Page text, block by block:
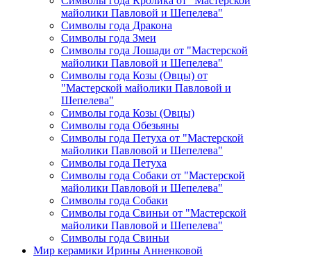
майолики Павловой и Шепелева"
Символы года Дракона
Символы года Змеи
Символы года Лошади от "Мастерской
майолики Павловой и Шепелева"
Символы года Козы (Овцы) от
"Мастерской майолики Павловой и
Шепелева"
Символы года Козы (Овцы)
Символы года Обезьяны
Символы года Петуха от "Мастерской
майолики Павловой и Шепелева"
Символы года Петуха
Символы года Собаки от "Мастерской
майолики Павловой и Шепелева"
Символы года Собаки
Символы года Свиньи от "Мастерской
майолики Павловой и Шепелева"
Символы года Свиньи
Мир керамики Ирины Анненковой